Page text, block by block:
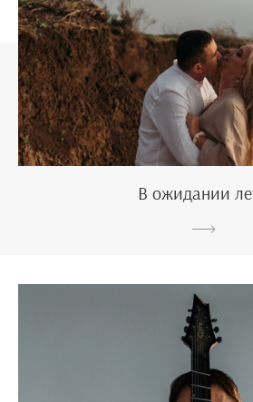
В ожидании